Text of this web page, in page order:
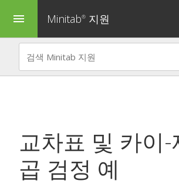
menu Minitab® 지원
교차표 및 카이-
곱 검정 예